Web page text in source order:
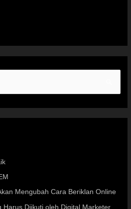
Mengubah Cara Beriklan Online
Harus Diikuti oleh Digital Marketer